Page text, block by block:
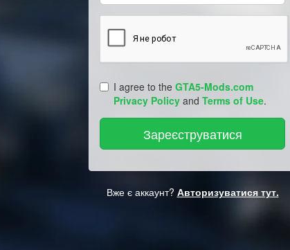
I agree to the GTA5-Mods.com
Privacy Policy and Terms of Use.
Вже є аккаунт? Авторизуватися тут.